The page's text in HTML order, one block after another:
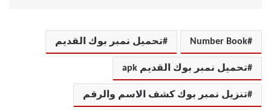
Number Book تحميل نمبر بوك القديم
تحميل نمبر بوك القديم apk
تنزيل نمبر بوك كشف الاسم والرقم